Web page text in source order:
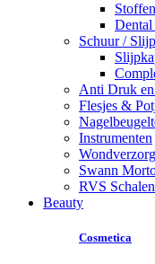
Schuur /
Anti Druk
Flesjes &
Instrumenten
Swann
RVS
Beauty
Cosmetica